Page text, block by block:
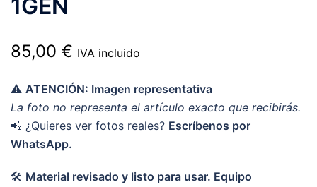
1GEN
85,00 € IVA incluido
⚠️ ATENCIÓN: Imagen representativa
La foto no representa el artículo exacto que recibirás.
📲 ¿Quieres ver fotos reales? Escríbenos por
WhatsApp.
🛠️ Material revisado y listo para usar. Equipo